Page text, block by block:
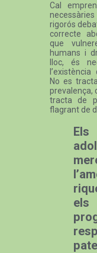
Cal
rigorós
correcte
que
humans i
lloc, és
No es
prevalença,
tracta de
flagrant de